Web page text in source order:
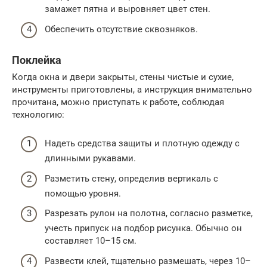
замажет пятна и выровняет цвет стен.
Обеспечить отсутствие сквозняков.
Поклейка
Когда окна и двери закрыты, стены чистые и сухие,
инструменты приготовлены, а инструкция внимательно
прочитана, можно приступать к работе, соблюдая
технологию:
Надеть средства защиты и плотную одежду с
длинными рукавами.
Разметить стену, определив вертикаль с
помощью уровня.
Разрезать рулон на полотна, согласно разметке,
учесть припуск на подбор рисунка. Обычно он
составляет 10–15 см.
Развести клей, тщательно размешать, через 10–